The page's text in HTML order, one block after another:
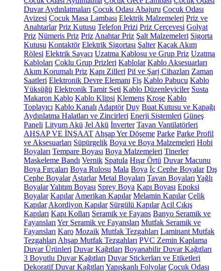
Duvar Aydınlatmaları Çocuk Odası Abajuru Çocuk Odası
Avizesi Çocuk Masa Lambası Elektrik Malzemeleri Priz ve
Anahtarlar Priz Kutusu Telefon Prizi Priz Çerçevesi Golyat
Priz Nümeris Priz Priz Anahtar Priz Şalt Malzemeleri Sigorta
Kutusu Kontaktör Elektrik Sigortası Şalter Kaçak Akım
Rölesi Elektrik Sayacı Uzatma Kablosu ve Grup Priz Uzatma
Kabloları Çoklu Grup Prizleri Kablolar Kablo Aksesuarları
Akım Korumalı Priz Kapı Zilleri Pil ve Şarj Cihazları Zaman
Saatleri Elektronik Devre Elemanı Fiş Kablo Pabucu Kablo
Yüksüğü Elektronik Tamir Seti Kablo Düzenleyiciler Susta
Makaron Kablo Kablo Klipsi Klemens Kroşe Kablo
Toplayıcı Kablo Kanalı Adaptör Duy Buat Kutusu ve Kapağı
Aydınlatma Halatları ve Zincirleri Enerji Sistemleri Güneş
Paneli Lityum Akü Jel Akü İnverter Tavan Vantilatörleri
AHŞAP VE İNŞAAT Ahşap Yer Döşeme Parke Parke Profil
ve Aksesuarları Süpürgelik Boya ve Boya Malzemeleri Hobi
Boyaları Tempare Boyası Boya Malzemeleri Tinerler
Maskeleme Bandı Vernik Spatula Hışır Örtü Duvar Macunu
Boya Fırçaları Boya Rulosu Mala Boya İç Cephe Boyalar Dış
Cephe Boyalar Astarlar Metal Boyaları Tavan Boyaları Yağlı
BoyalarYalıtım Boyası Sprey Boya Kapı Boyası Epoksi
Boyalar Kapılar Amerikan Kapılar Melamin Kapılar Çelik
Kapılar Akordiyon Kapılar Sürgülü Kapılar Acil Çıkış
Kapıları Kapı Kolları Seramik ve Fayans Banyo Seramik ve
Fayansları Yer Seramik ve Fayansları Mutfak Seramik ve
Fayansları Karo Mozaik Mutfak Tezgahları Laminant Mutfak
Tezgahları Ahşap Mutfak Tezgahları PVC Zemin Kaplama
Duvar Ürünleri Duvar Kağıtları Boyanabilir Duvar Kağıtları
3 Boyutlu Duvar Kağıtları Duvar Stickerları ve Etiketleri
Dekoratif Duvar Kağıtları Yapışkanlı Folyolar Çocuk Odası